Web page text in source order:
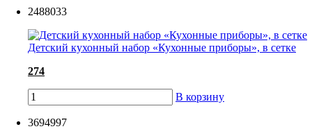
2488033
Детский кухонный набор «Кухонные приборы», в сетке
274
В корзину
3694997